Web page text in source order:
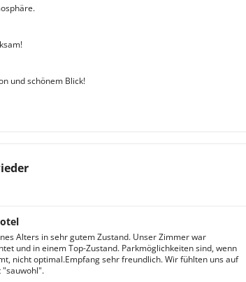
und schönem Blick!
Alters in sehr gutem Zustand. Unser Zimmer war
und in einem Top-Zustand. Parkmöglichkeiten sind, wenn
nicht optimal.Empfang sehr freundlich. Wir fühlten uns auf
"sauwohl".